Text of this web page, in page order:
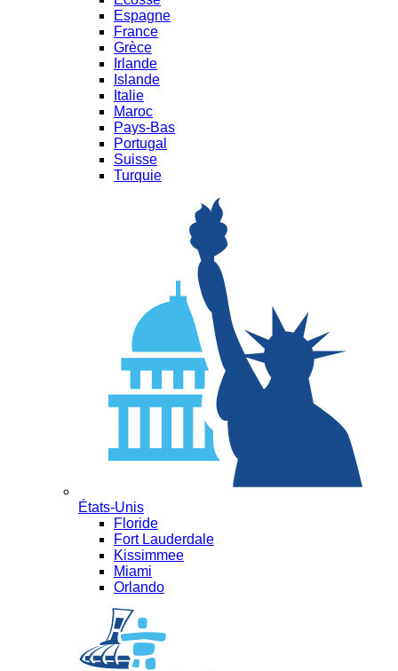
Espagne
France
Grèce
Irlande
Islande
Italie
Maroc
Pays-Bas
Portugal
Suisse
Turquie
États-Unis
Floride
Fort Lauderdale
Kissimmee
Miami
Orlando